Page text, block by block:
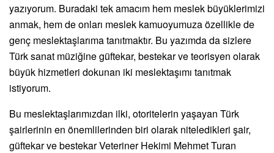
yazıyorum. Buradaki tek amacım hem meslek büyüklerimizi
anmak, hem de onları meslek kamuoyumuza özellikle de
genç meslektaşlarıma tanıtmaktır. Bu yazımda da sizlere
Türk sanat müziğine güftekar, bestekar ve teorisyen olarak
büyük hizmetleri dokunan iki meslektaşımı tanıtmak
istiyorum.
Bu meslektaşlarımızdan ilki, otoritelerin yaşayan Türk
şairlerinin en önemlilerinden biri olarak niteledikleri şair,
güftekar ve bestekar Veteriner Hekimi Mehmet Turan